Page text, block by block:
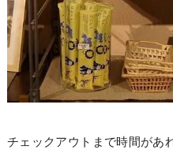
チェックアウトまで時間があ